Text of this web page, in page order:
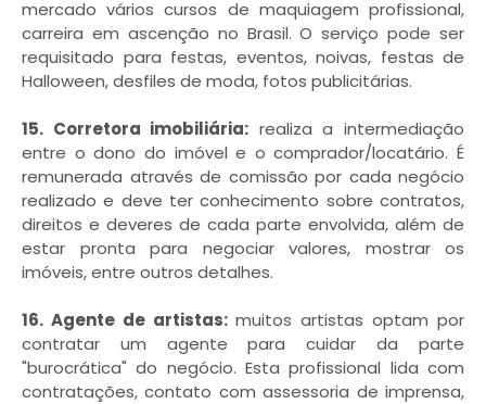
mercado vários cursos de maquiagem profissional,
carreira em ascenção no Brasil. O serviço pode ser
requisitado para festas, eventos, noivas, festas de
Halloween, desfiles de moda, fotos publicitárias.
15. Corretora imobiliária: realiza a intermediação
entre o dono do imóvel e o comprador/locatário. É
remunerada através de comissão por cada negócio
realizado e deve ter conhecimento sobre contratos,
direitos e deveres de cada parte envolvida, além de
estar pronta para negociar valores, mostrar os
imóveis, entre outros detalhes.
16. Agente de artistas: muitos artistas optam por
contratar um agente para cuidar da parte
"burocrática" do negócio. Esta profissional lida com
contratações, contato com assessoria de imprensa,